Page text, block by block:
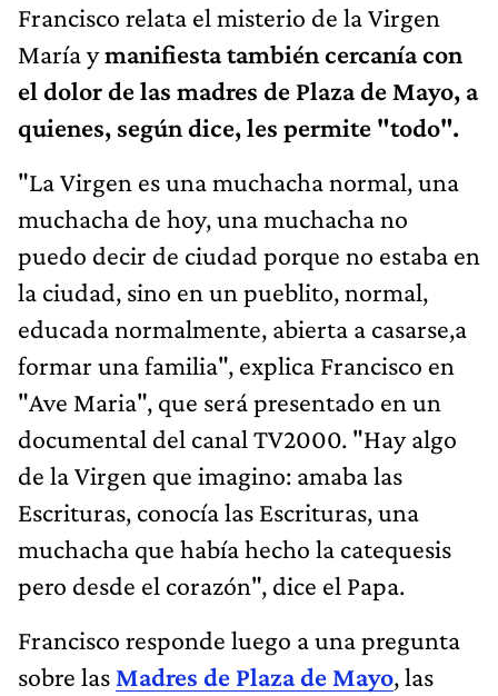
Francisco relata el misterio de la Virgen
María ymanifiesta también cercanía con
el dolor de las madres de Plaza de Mayo, a
quienes, según dice, les permite "todo".
"La Virgen es una muchacha normal, una
muchacha de hoy, una muchacha no
puedo decir de ciudad porque no estaba en
la ciudad, sino en un pueblito, normal,
educada normalmente, abierta a casarse,a
formar una familia", explica Francisco en
"Ave Maria", que será presentado en un
documental del canal TV2000. "Hay algo
de la Virgen que imagino: amaba las
Escrituras, conocía las Escrituras, una
muchacha que había hecho la catequesis
pero desde el corazón", dice el Papa.
Francisco responde luego a una pregunta
sobre las Madres de Plaza de Mayo, las